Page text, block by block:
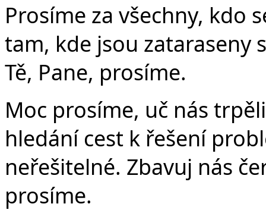
Prosíme za všechny, kdo
tam, kde jsou zataraseny
Tě, Pane, prosíme.
Moc prosíme, uč nás
hledání cest k řešení
neřešitelné. Zbavuj nás
prosíme.